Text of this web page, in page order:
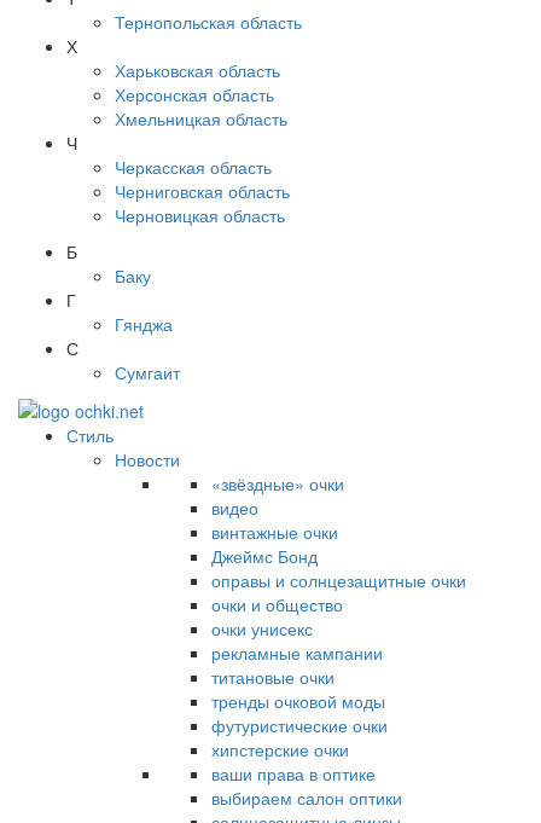
Тернопольская область
Х
Харьковская область
Херсонская область
Хмельницкая область
Ч
Черкасская область
Черниговская область
Черновицкая область
Б
Баку
Г
Гянджа
С
Сумгаит
Стиль
Новости
«звёздные» очки
видео
винтажные очки
Джеймс Бонд
оправы и солнцезащитные очки
очки и общество
очки унисекс
рекламные кампании
титановые очки
тренды очковой моды
футуристические очки
хипстерские очки
ваши права в оптике
выбираем салон оптики